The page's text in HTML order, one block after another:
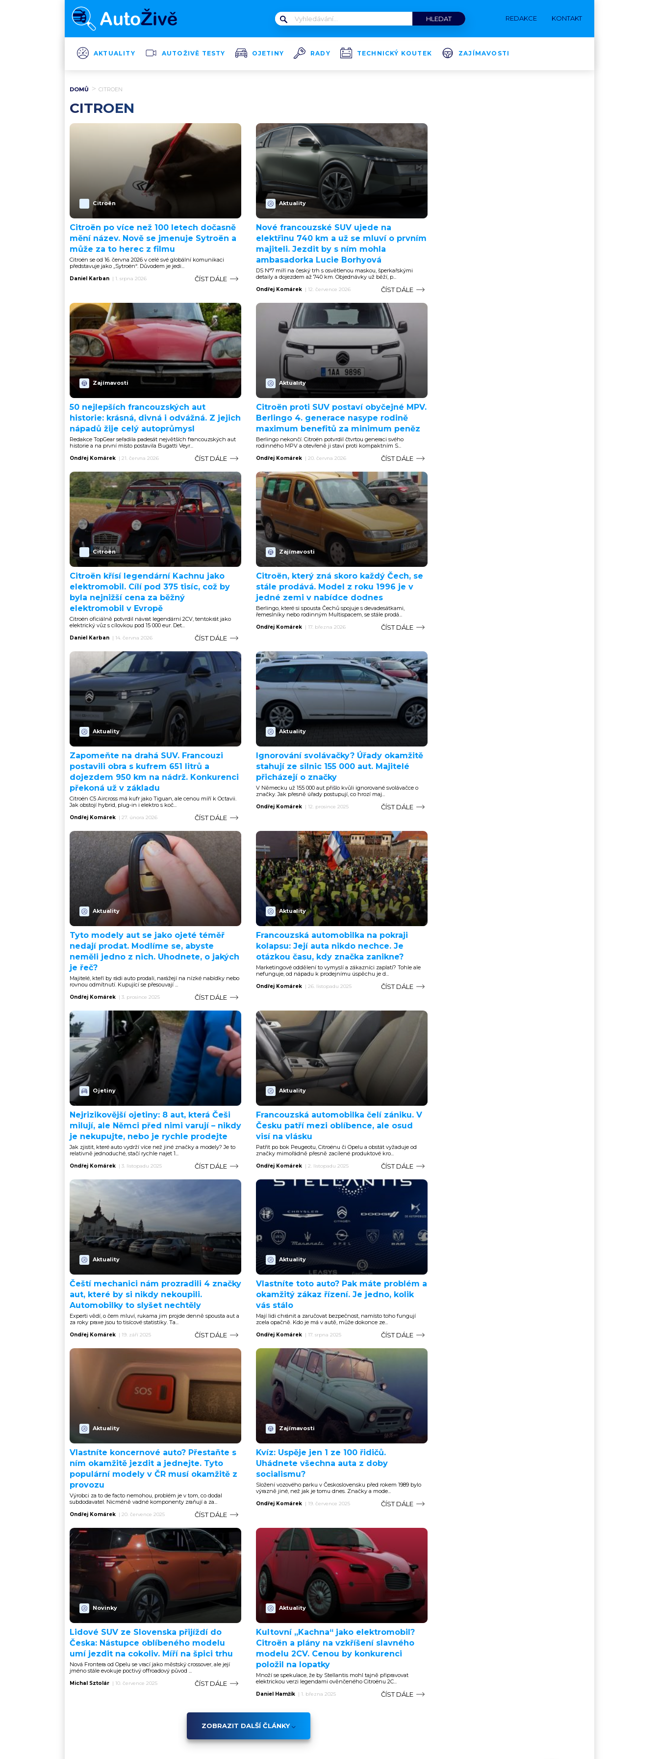
REDAKCE KONTAKT
AKTUALITY AUTOŽIVĚ TESTY OJETINY RADY TECHNICKÝ KOUTEK ZAJÍMAVOSTI
DOMŮ CITROEN
CITROEN
Citroën
Citroën po více než 100 letech dočasně
mění název. Nově se jmenuje Sytroën a
může za to herec z filmu
Citroën se od 16. června 2026 v celé své globální komunikaci
představuje jako „Sytroën“. Důvodem je jedi...
Daniel Karban | 1. srpna 2026 ČÍST DÁLE
Aktuality
Nové francouzské SUV ujede na
elektřinu 740 km a už se mluví o prvním
majiteli. Jezdit by s ním mohla
ambasadorka Lucie Borhyová
DS N°7 míří na český trh s osvětlenou maskou, šperkařskými
detaily a dojezdem až 740 km. Objednávky už běží, p...
Ondřej Komárek | 12. července 2026 ČÍST DÁLE
Zajímavosti
50 nejlepších francouzských aut
historie: krásná, divná i odvážná. Z jejich
nápadů žije celý autoprůmysl
Redakce TopGear seřadila padesát největších francouzských aut
historie a na první místo postavila Bugatti Veyr...
Ondřej Komárek | 21. června 2026 ČÍST DÁLE
Aktuality
Citroën proti SUV postaví obyčejné MPV.
Berlingo 4. generace nasype rodině
maximum benefitů za minimum peněz
Berlingo nekončí. Citroën potvrdil čtvrtou generaci svého
rodinného MPV a otevřeně ji staví proti kompaktním S...
Ondřej Komárek | 20. června 2026 ČÍST DÁLE
Citroën
Citroën křísí legendární Kachnu jako
elektromobil. Cílí pod 375 tisíc, což by
byla nejnižší cena za běžný
elektromobil v Evropě
Citroën oficiálně potvrdil návrat legendární 2CV, tentokrát jako
elektrický vůz s cílovkou pod 15 000 eur. Det...
Daniel Karban | 14. června 2026 ČÍST DÁLE
Zajímavosti
Citroën, který zná skoro každý Čech, se
stále prodává. Model z roku 1996 je v
jedné zemi v nabídce dodnes
Berlingo, které si spousta Čechů spojuje s devadesátkami,
řemeslníky nebo rodinným Multispacem, se stále prodá...
Ondřej Komárek | 17. března 2026 ČÍST DÁLE
Aktuality
Zapomeňte na drahá SUV. Francouzi
postavili obra s kufrem 651 litrů a
dojezdem 950 km na nádrž. Konkurenci
překoná už v základu
Citroën C5 Aircross má kufr jako Tiguan, ale cenou míří k Octavii.
Jak obstojí hybrid, plug-in i elektro s koč...
Ondřej Komárek | 27. února 2026 ČÍST DÁLE
Aktuality
Ignorování svolávačky? Úřady okamžitě
stahují ze silnic 155 000 aut. Majitelé
přicházejí o značky
V Německu už 155 000 aut přišlo kvůli ignorované svolávačce o
značky. Jak přesně úřady postupují, co hrozí maj...
Ondřej Komárek | 12. prosince 2025 ČÍST DÁLE
Aktuality
Tyto modely aut se jako ojeté téměř
nedají prodat. Modlíme se, abyste
neměli jedno z nich. Uhodnete, o jakých
je řeč?
Majitelé, kteří by rádi auto prodali, narážejí na nízké nabídky nebo
rovnou odmítnutí. Kupující se přesouvají ...
Ondřej Komárek | 3. prosince 2025 ČÍST DÁLE
Aktuality
Francouzská automobilka na pokraji
kolapsu: Její auta nikdo nechce. Je
otázkou času, kdy značka zanikne?
Marketingové oddělení to vymyslí a zákazníci zaplatí? Tohle ale
nefunguje, od nápadu k prodejnímu úspěchu je d...
Ondřej Komárek | 26. listopadu 2025 ČÍST DÁLE
Ojetiny
Nejrizikovější ojetiny: 8 aut, která Češi
milují, ale Němci před nimi varují – nikdy
je nekupujte, nebo je rychle prodejte
Jak zjistit, které auto vydrží více než jiné značky a modely? Je to
relativně jednoduché, stačí rychle najet 1...
Ondřej Komárek | 3. listopadu 2025 ČÍST DÁLE
Aktuality
Francouzská automobilka čelí zániku. V
Česku patří mezi oblíbence, ale osud
visí na vlásku
Patřit po bok Peugeotu, Citroënu či Opelu a obstát vyžaduje od
značky mimořádně přesně zacílené produktové kro...
Ondřej Komárek | 2. listopadu 2025 ČÍST DÁLE
Aktuality
Čeští mechanici nám prozradili 4 značky
aut, které by si nikdy nekoupili.
Automobilky to slyšet nechtěly
Experti vědí, o čem mluví, rukama jim projde denně spousta aut a
za roky praxe jsou to tisícové statistiky. Ta...
Ondřej Komárek | 19. září 2025 ČÍST DÁLE
Aktuality
Vlastníte toto auto? Pak máte problém a
okamžitý zákaz řízení. Je jedno, kolik
vás stálo
Mají lidi chránit a zaručovat bezpečnost, namísto toho fungují
zcela opačně. Kdo je má v autě, může dokonce ze...
Ondřej Komárek | 17. srpna 2025 ČÍST DÁLE
Aktuality
Vlastníte koncernové auto? Přestaňte s
ním okamžitě jezdit a jednejte. Tyto
populární modely v ČR musí okamžitě z
provozu
Výrobci za to de facto nemohou, problém je v tom, co dodal
subdodavatel. Nicméně vadné komponenty zraňují a za...
Ondřej Komárek | 20. července 2025 ČÍST DÁLE
Zajímavosti
Kvíz: Uspěje jen 1 ze 100 řidičů.
Uhádnete všechna auta z doby
socialismu?
Složení vozového parku v Československu před rokem 1989 bylo
výrazně jiné, než jak je tomu dnes. Značky a mode...
Ondřej Komárek | 19. července 2025 ČÍST DÁLE
Novinky
Lidové SUV ze Slovenska přijíždí do
Česka: Nástupce oblíbeného modelu
umí jezdit na cokoliv. Míří na špici trhu
Nová Frontera od Opelu se vrací jako městský crossover, ale její
jméno stále evokuje poctivý offroadový původ ...
Michal Sztolár | 10. července 2025 ČÍST DÁLE
Aktuality
Kultovní „Kachna“ jako elektromobil?
Citroën a plány na vzkříšení slavného
modelu 2CV. Cenou by konkurenci
položil na lopatky
Množí se spekulace, že by Stellantis mohl tajně připravovat
elektrickou verzi legendami ověnčeného Citroënu 2C...
Daniel Hamžík | 1. března 2025 ČÍST DÁLE
ZOBRAZIT DALŠÍ ČLÁNKY